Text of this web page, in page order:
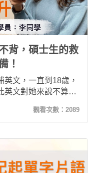
背，碩士生的救
！
英文，一直到18歲，
英文對她來說不算
，頓時驚覺自己的英
觸了希平方攻其不背
擺脫台式英文！！
觀看次數： 2089